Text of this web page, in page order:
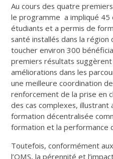
Au cours des quatre
le programme a impliqué 45
étudiants et a permis de
santé installés dans la
toucher environ 300
premiers résultats
améliorations dans les
une meilleure coordination
renforcement de la prise en
des cas complexes, illustrant
formation décentralisée
formation et la performance
Toutefois, conformément
l’OMS, la pérennité et